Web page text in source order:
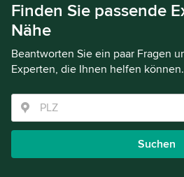
Finden Sie passende
Nähe
Beantworten Sie ein paar Fragen
Experten, die Ihnen helfen können.
Suchen